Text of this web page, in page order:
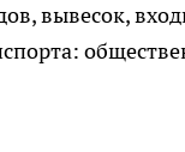
вывесок,